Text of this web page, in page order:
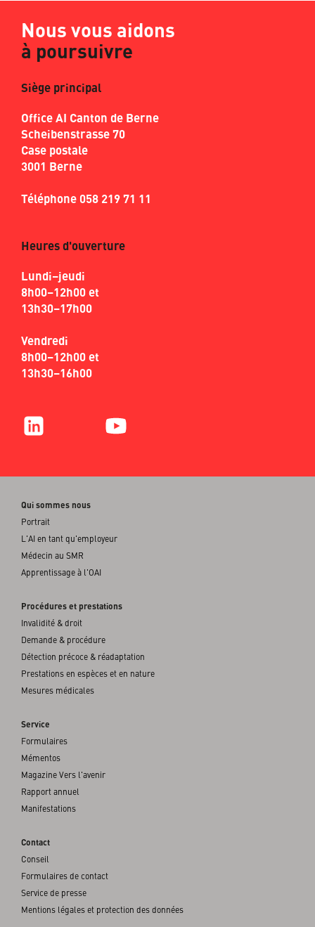
Nous vous aidons
à poursuivre
Siège principal
Office AI Canton de Berne
Scheibenstrasse 70
Case postale
3001 Berne
Téléphone 058 219 71 11
Heures d'ouverture
Lundi–jeudi
8h00–12h00 et
13h30–17h00
Vendredi
8h00–12h00 et
13h30–16h00
Qui sommes nous
Portrait
L'AI en tant qu'employeur
Médecin au SMR
Apprentissage à l'OAI
Procédures et prestations
Invalidité & droit
Demande & procédure
Détection précoce & réadaptation
Prestations en espèces et en nature
Mesures médicales
Service
Formulaires
Mémentos
Magazine Vers l'avenir
Rapport annuel
Manifestations
Contact
Conseil
Formulaires de contact
Service de presse
Mentions légales et protection des données